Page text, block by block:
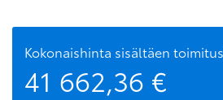
Kokonaishinta sisältäen
41 662,36 €